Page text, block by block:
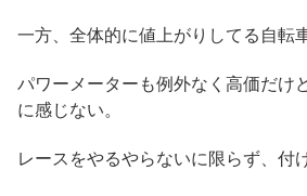
一方、全体的に値上がりしてる自転
パワーメーターも例外なく高価だけ
に感じない。
レースをやるやらないに限らず、付